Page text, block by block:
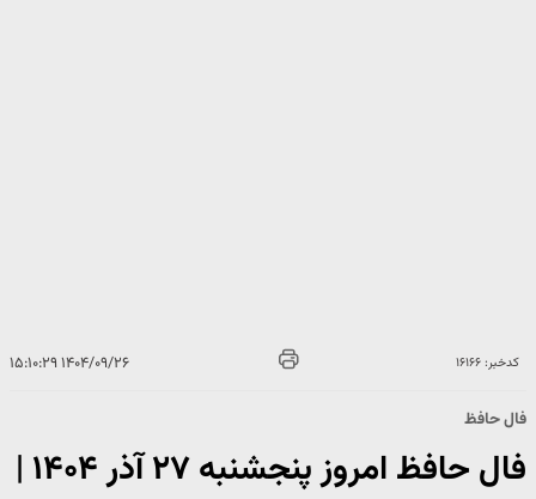
کدخبر: ۱۶۱۶۶ ۱۴۰۴/۰۹/۲۶ ۱۵:۱۰:۲۹
فال حافظ
فال حافظ امروز پنجشنبه ۲۷ آذر ۱۴۰۴ |